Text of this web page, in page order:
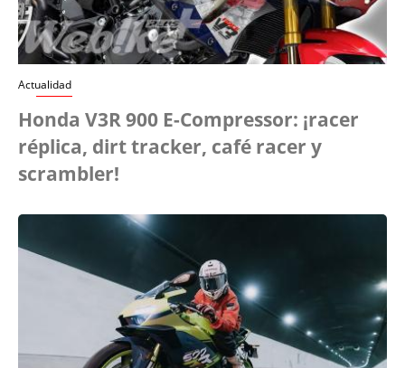
Actualidad
Honda V3R 900 E-Compressor: ¡racer
réplica, dirt tracker, café racer y
scrambler!